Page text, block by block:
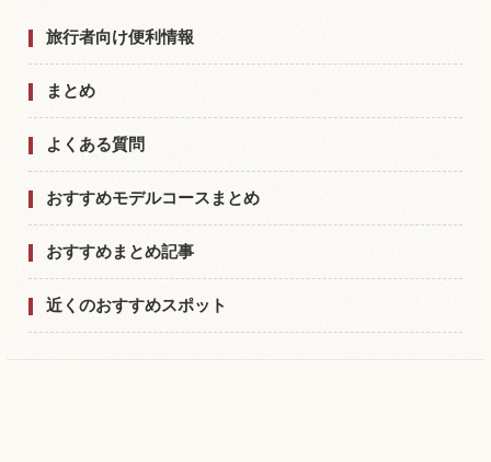
旅行者向け便利情報
まとめ
よくある質問
おすすめモデルコースまとめ
おすすめまとめ記事
近くのおすすめスポット